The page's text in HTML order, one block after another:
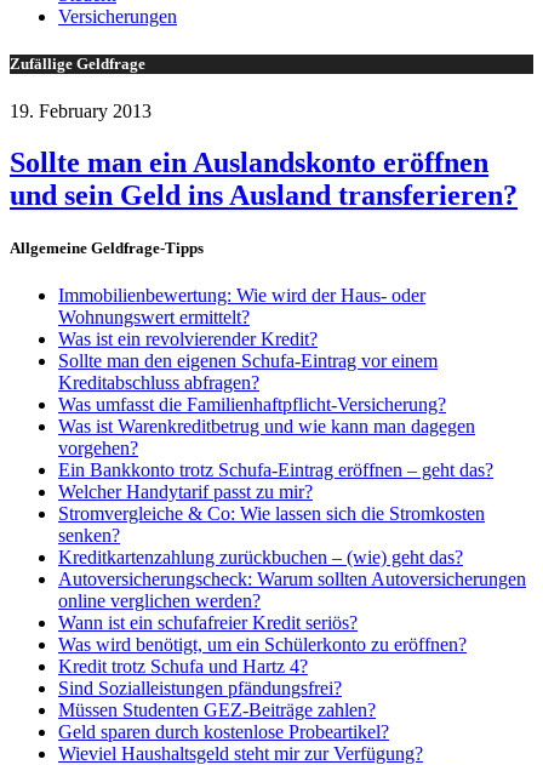
Versicherungen
Zufällige Geldfrage
19. February 2013
Sollte man ein Auslandskonto eröffnen
und sein Geld ins Ausland transferieren?
Allgemeine Geldfrage-Tipps
Immobilienbewertung: Wie wird der Haus- oder
Wohnungswert ermittelt?
Was ist ein revolvierender Kredit?
Sollte man den eigenen Schufa-Eintrag vor einem
Kreditabschluss abfragen?
Was umfasst die Familienhaftpflicht-Versicherung?
Was ist Warenkreditbetrug und wie kann man dagegen
vorgehen?
Ein Bankkonto trotz Schufa-Eintrag eröffnen – geht das?
Welcher Handytarif passt zu mir?
Stromvergleiche & Co: Wie lassen sich die Stromkosten
senken?
Kreditkartenzahlung zurückbuchen – (wie) geht das?
Autoversicherungscheck: Warum sollten Autoversicherungen
online verglichen werden?
Wann ist ein schufafreier Kredit seriös?
Was wird benötigt, um ein Schülerkonto zu eröffnen?
Kredit trotz Schufa und Hartz 4?
Sind Sozialleistungen pfändungsfrei?
Müssen Studenten GEZ-Beiträge zahlen?
Geld sparen durch kostenlose Probeartikel?
Wieviel Haushaltsgeld steht mir zur Verfügung?